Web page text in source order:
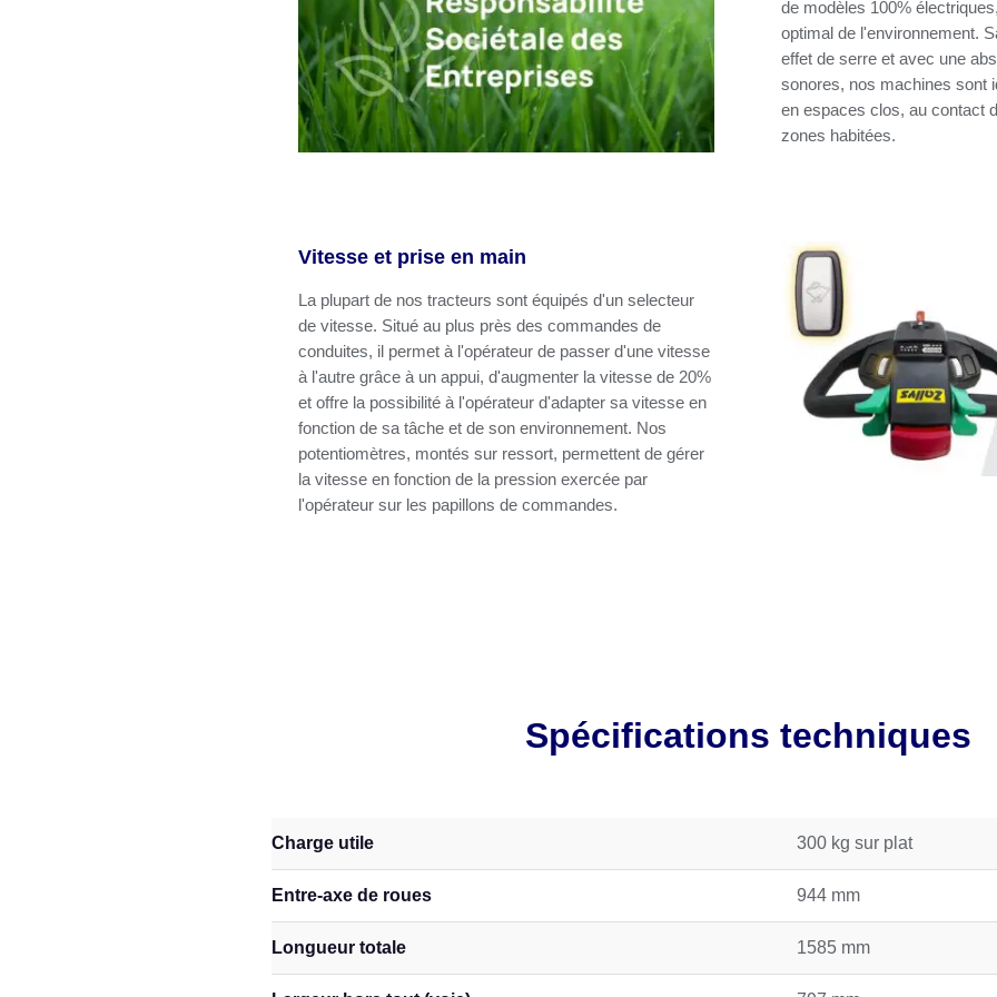
de modèles 100%
optimal de l'environnement.
effet de serre et avec une
sonores, nos machines sont
en espaces clos, au contact
zones habitées.
Vitesse et prise en main
La plupart de nos tracteurs sont équipés d'un selecteur
de vitesse. Situé au plus près des commandes de
conduites, il permet à l'opérateur de passer d'une vitesse
à l'autre grâce à un appui, d'augmenter la vitesse de 20%
et offre la possibilité à l'opérateur d'adapter sa vitesse en
fonction de sa tâche et de son environnement. Nos
potentiomètres, montés sur ressort, permettent de gérer
la vitesse en fonction de la pression exercée par
l'opérateur sur les papillons de commandes.
Spécifications techniques
Charge utile 300 kg sur plat
Entre-axe de roues 944 mm
Longueur totale 1585 mm